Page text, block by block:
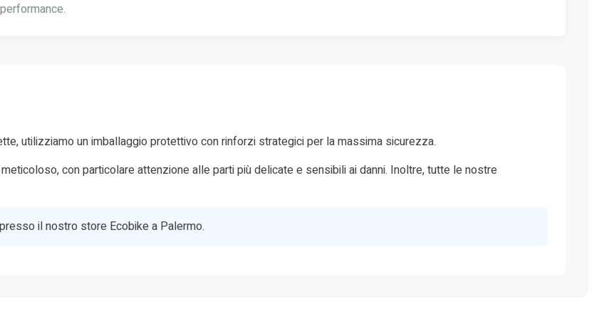
utilizziamo un imballaggio protettivo con rinforzi strategici per la massima sicurezza.
con particolare attenzione alle parti più delicate e sensibili ai danni. Inoltre, tutte le nostre
il nostro store Ecobike a Palermo.